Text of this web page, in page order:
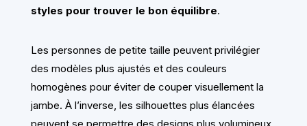
styles pour trouver le bon équilibre.
Les personnes de petite taille peuvent privilégier
des modèles plus ajustés et des couleurs
homogènes pour éviter de couper visuellement la
jambe. À l’inverse, les silhouettes plus élancées
peuvent se permettre des designs plus volumineux.